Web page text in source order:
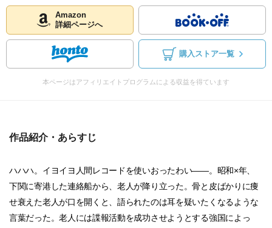
Amazon
詳細ページへ
購入ストア一覧
本ページはアフィリエイトプログラムによる収益を得ています
作品紹介・あらすじ
ハハハ。イヨイヨ人間レコードを使いおったわい――。昭和×年、
下関に寄港した連絡船から、老人が降り立った。骨と皮ばかりに痩
せ衰えた老人が口を開くと、語られたのは耳を疑いたくなるような
言葉だった。老人には諜報活動を成功させようとする強国によっ